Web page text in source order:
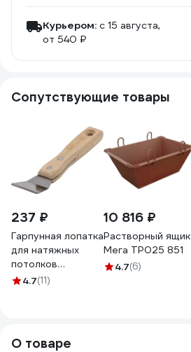
Курьером: c 15 августа,
от 540 ₽
Сопутствующие товары
237 ₽
Гарпунная лопатка
для натяжных
потолков
РемоКолор, 40мм,
4.7(11)
10 816 ₽
Растворный ящик
Мега ТР025 851
4.7(6)
О товаре